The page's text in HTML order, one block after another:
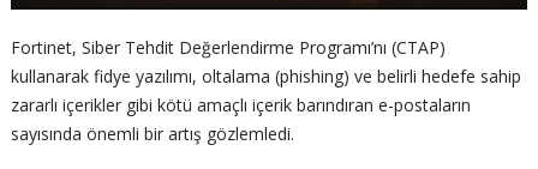
Fortinet, Siber Tehdit Değerlendirme Programı’nı (CTAP)
kullanarak fidye yazılımı, oltalama (phishing) ve belirli hedefe sahip
zararlı içerikler gibi kötü amaçlı içerik barındıran e-postaların
sayısında önemli bir artış gözlemledi.